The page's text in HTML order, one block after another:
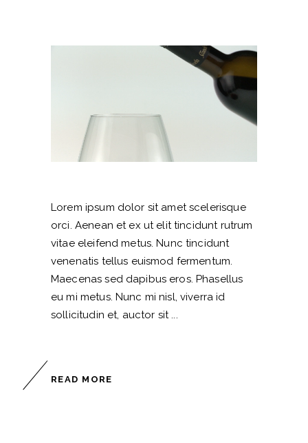
Lorem ipsum dolor sit amet scelerisque
orci. Aenean et ex ut elit tincidunt rutrum
vitae eleifend metus. Nunc tincidunt
venenatis tellus euismod fermentum.
Maecenas sed dapibus eros. Phasellus
eu mi metus. Nunc mi nisl, viverra id
sollicitudin et, auctor sit
READ MORE